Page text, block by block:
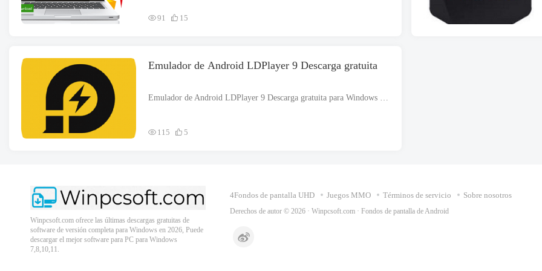
91 15
Emulador de Android LDPlayer 9 Descarga gratuita
115 5
Winpcsoft.com ofrece las últimas descargas gratuitas de
software de versión completa para Windows en 2026, Puede
descargar el mejor software para PC para Windows
7,8,10,11.
4Fondos de pantalla UHD Juegos MMO Términos de servicio Sobre nosotros
Derechos de autor © 2026 · Winpcsoft.com · Fondos de pantalla de Android